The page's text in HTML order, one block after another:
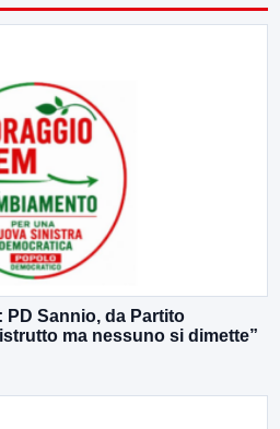
PD Sannio, da Partito
ma nessuno si dimette”